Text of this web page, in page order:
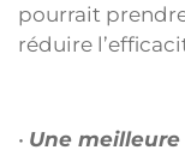
pourrait
réduire
• Une